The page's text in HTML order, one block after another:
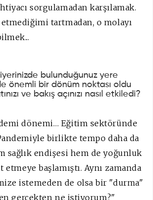
sorgulamadan karşılamak.
tartmadan, o molayı
bulunduğunuz yere
önemli bir dönüm noktası oldu
ve bakış açınızı nasıl etkiledi?
dönemi… Eğitim sektöründe
birlikte tempo daha da
sağlık endişesi hem de yoğunluk
etmeye başlamıştı. Aynı zamanda
istemeden de olsa bir "durma"
gerçekten ne istiyorum?"